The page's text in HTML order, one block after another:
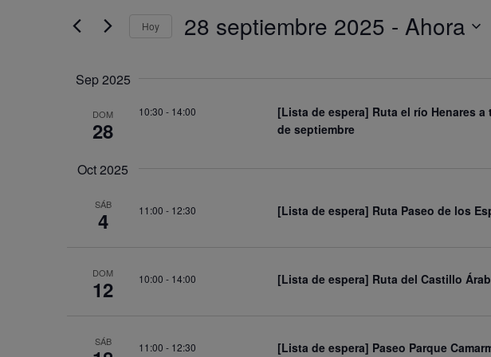
vistas
Eventos
Busca
para
palabra
clave.
Hoy 28 septiembre 2025 - Ahora
Sep 2025
DOM
28
10:30 - 14:00
[Lista de espera] Ruta el río Henares
de septiembre
Oct 2025
SÁB
4 11:00 - 12:30 [Lista de espera] Ruta Paseo de los
DOM
12 10:00 - 14:00 [Lista de espera] Ruta del Castillo
SÁB 11:00 - 12:30 [Lista de espera] Paseo Parque